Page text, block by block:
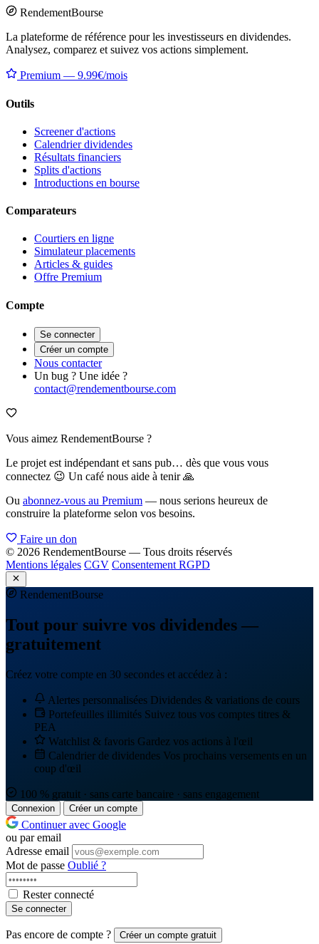
RendementBourse
La plateforme de référence pour les investisseurs en dividendes.
Analysez, comparez et suivez vos actions simplement.
Premium — 9.99€/mois
Outils
Screener d'actions
Calendrier dividendes
Résultats financiers
Splits d'actions
Introductions en bourse
Comparateurs
Courtiers en ligne
Simulateur placements
Articles & guides
Offre Premium
Compte
Se connecter
Créer un compte
Nous contacter
Un bug ? Une idée ?
contact@rendementbourse.com
Vous aimez RendementBourse ?
Le projet est indépendant et sans pub… dès que vous vous
connectez 😉 Un café nous aide à tenir 🙏
Ou abonnez-vous au Premium — nous serions heureux de
construire la plateforme selon vos besoins.
Faire un don
© 2026 RendementBourse — Tous droits réservés
Mentions légales CGV Consentement RGPD
RendementBourse
Tout pour suivre vos dividendes —
gratuitement
Créez votre compte en 30 secondes et accédez à :
Alertes personnalisées Dividendes & variations de cours
Portefeuilles illimités Suivez tous vos comptes titres &
PEA
Watchlist & favoris Gardez vos actions à l'œil
Calendrier de dividendes Vos prochains versements en un
coup d'œil
100 % gratuit · sans carte bancaire · sans engagement
Connexion Créer un compte
Continuer avec Google
ou par email
Adresse email
Mot de passe Oublié ?
Rester connecté
Se connecter
Pas encore de compte ? Créer un compte gratuit